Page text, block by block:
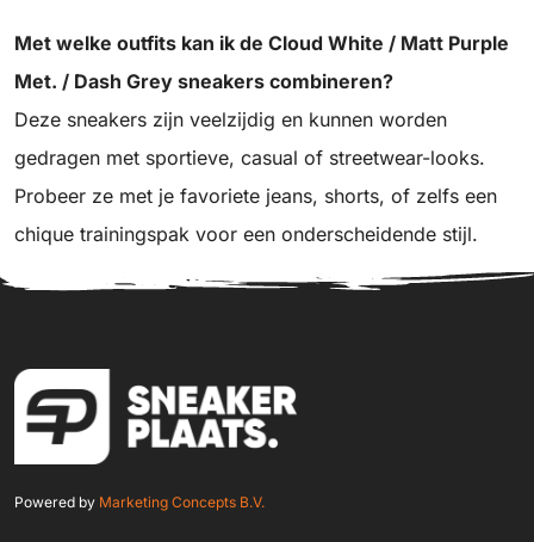
Met welke outfits kan ik de Cloud White / Matt Purple
Met. / Dash Grey sneakers combineren?
Deze sneakers zijn veelzijdig en kunnen worden
gedragen met sportieve, casual of streetwear-looks.
Probeer ze met je favoriete jeans, shorts, of zelfs een
chique trainingspak voor een onderscheidende stijl.
Powered by Marketing Concepts B.V.